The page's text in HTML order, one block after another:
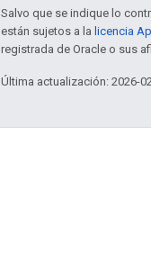
Salvo que se indique lo
están sujetos a la licencia
registrada de Oracle o sus
Última actualización: 2026-